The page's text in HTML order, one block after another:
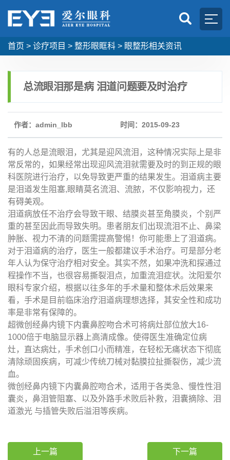
首页 > 诊疗项目 > 整形眼眶科 > 眼整形相关资讯
总流眼泪那是病 泪道问题要及时治疗
作者：admin_lbb 时间：2015-09-23
有的人总是流眼泪，尤其是迎风流泪，这种情况实际上是非
常反常的，如果经常出现迎风流泪就需要及时的到正规的眼
科医院进行治疗，以免导致更严重的结果发生。泪道病主要
是泪道发生阻塞,眼睛莫名流泪、流脓，不仅影响视力，还
有碍美观。
泪道病放任不治疗会导致干眼、结膜炎甚至角膜炎，个别严
重的甚至因此而导致失明。患者朋友们出现流泪不止、鼻梁
肿胀、视力不清的问题需提高警惕！你可能患上了泪道病。
对于泪道病的治疗，医生一般都建议手术治疗。可是部分老
年人认为保守治疗相对安全。其实不然，如果冲洗和探通过
程操作不当，也很容易撕裂泪点，加重流泪症状。沈阳爱尔
眼科专家介绍，根据以往多年的手术量和整体术后效果来
看，手术是目前临床治疗泪道病理想选择，其安全性和成功
率是非常有保障的。
超微创经鼻内镜下内囊鼻腔吻合术可将病灶部位放大16-
1000倍于电脑显示器上高清成像。使得医生准确定位病
灶，直达病灶，手术创口小而精准，在轻松无痛状态下彻底
清除顽固疾病，可减少传统刀械对黏膜拉扯撕裂伤，减少流
血。
微创经鼻内镜下内囊鼻腔吻合术，适用于各类急、慢性性泪
囊炎，鼻泪管阻塞、以及外路手术败后补救，泪囊摘除、泪
道激光 与插管失败后溢泪等疾病。
上一篇 下一篇